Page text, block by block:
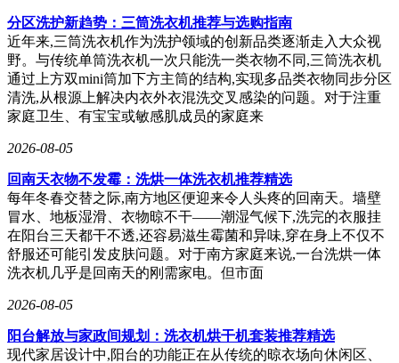
分区洗护新趋势：三筒洗衣机推荐与选购指南
近年来,三筒洗衣机作为洗护领域的创新品类逐渐走入大众视
野。与传统单筒洗衣机一次只能洗一类衣物不同,三筒洗衣机
通过上方双mini筒加下方主筒的结构,实现多品类衣物同步分区
清洗,从根源上解决内衣外衣混洗交叉感染的问题。对于注重
家庭卫生、有宝宝或敏感肌成员的家庭来
2026-08-05
回南天衣物不发霉：洗烘一体洗衣机推荐精选
每年冬春交替之际,南方地区便迎来令人头疼的回南天。墙壁
冒水、地板湿滑、衣物晾不干——潮湿气候下,洗完的衣服挂
在阳台三天都干不透,还容易滋生霉菌和异味,穿在身上不仅不
舒服还可能引发皮肤问题。对于南方家庭来说,一台洗烘一体
洗衣机几乎是回南天的刚需家电。但市面
2026-08-05
​阳台解放与家政间规划：洗衣机烘干机套装推荐精选
现代家居设计中,阳台的功能正在从传统的晾衣场向休闲区、